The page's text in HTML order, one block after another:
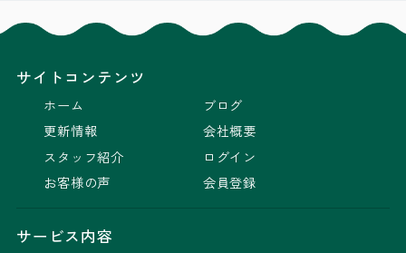
サイトコンテンツ
ホーム
更新情報
スタッフ紹介
お客様の声
ブログ
会社概要
ログイン
会員登録
サービス内容